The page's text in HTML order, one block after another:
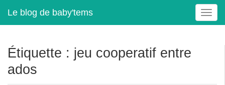
Le blog de baby'tems
T
o
Étiquette : jeu cooperatif entre
ados